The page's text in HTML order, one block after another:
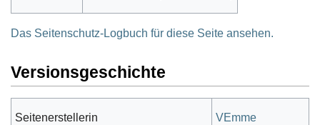
Das Seitenschutz-Logbuch für diese Seite ansehen.
Versionsgeschichte
Seitenerstellerin
VEmme